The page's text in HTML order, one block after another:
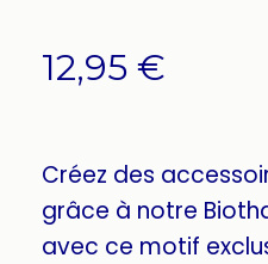
12,95 €
Créez des
grâce à notre
avec ce motif